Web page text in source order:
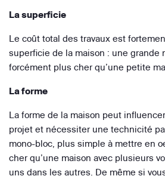
La superficie
Le coût total des travaux est
superficie de la maison : une grande
forcément plus cher qu’une petite
La forme
La forme de la maison peut
projet et nécessiter une technicité
mono-bloc, plus simple à mettre en
cher qu’une maison avec plusieurs
uns dans les autres. De même si